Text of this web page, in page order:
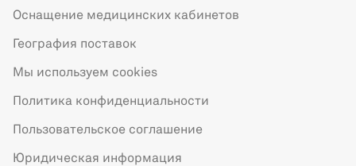
Оснащение медицинских кабинетов
География поставок
Мы используем cookies
Политика конфиденциальности
Пользовательское соглашение
Юридическая информация